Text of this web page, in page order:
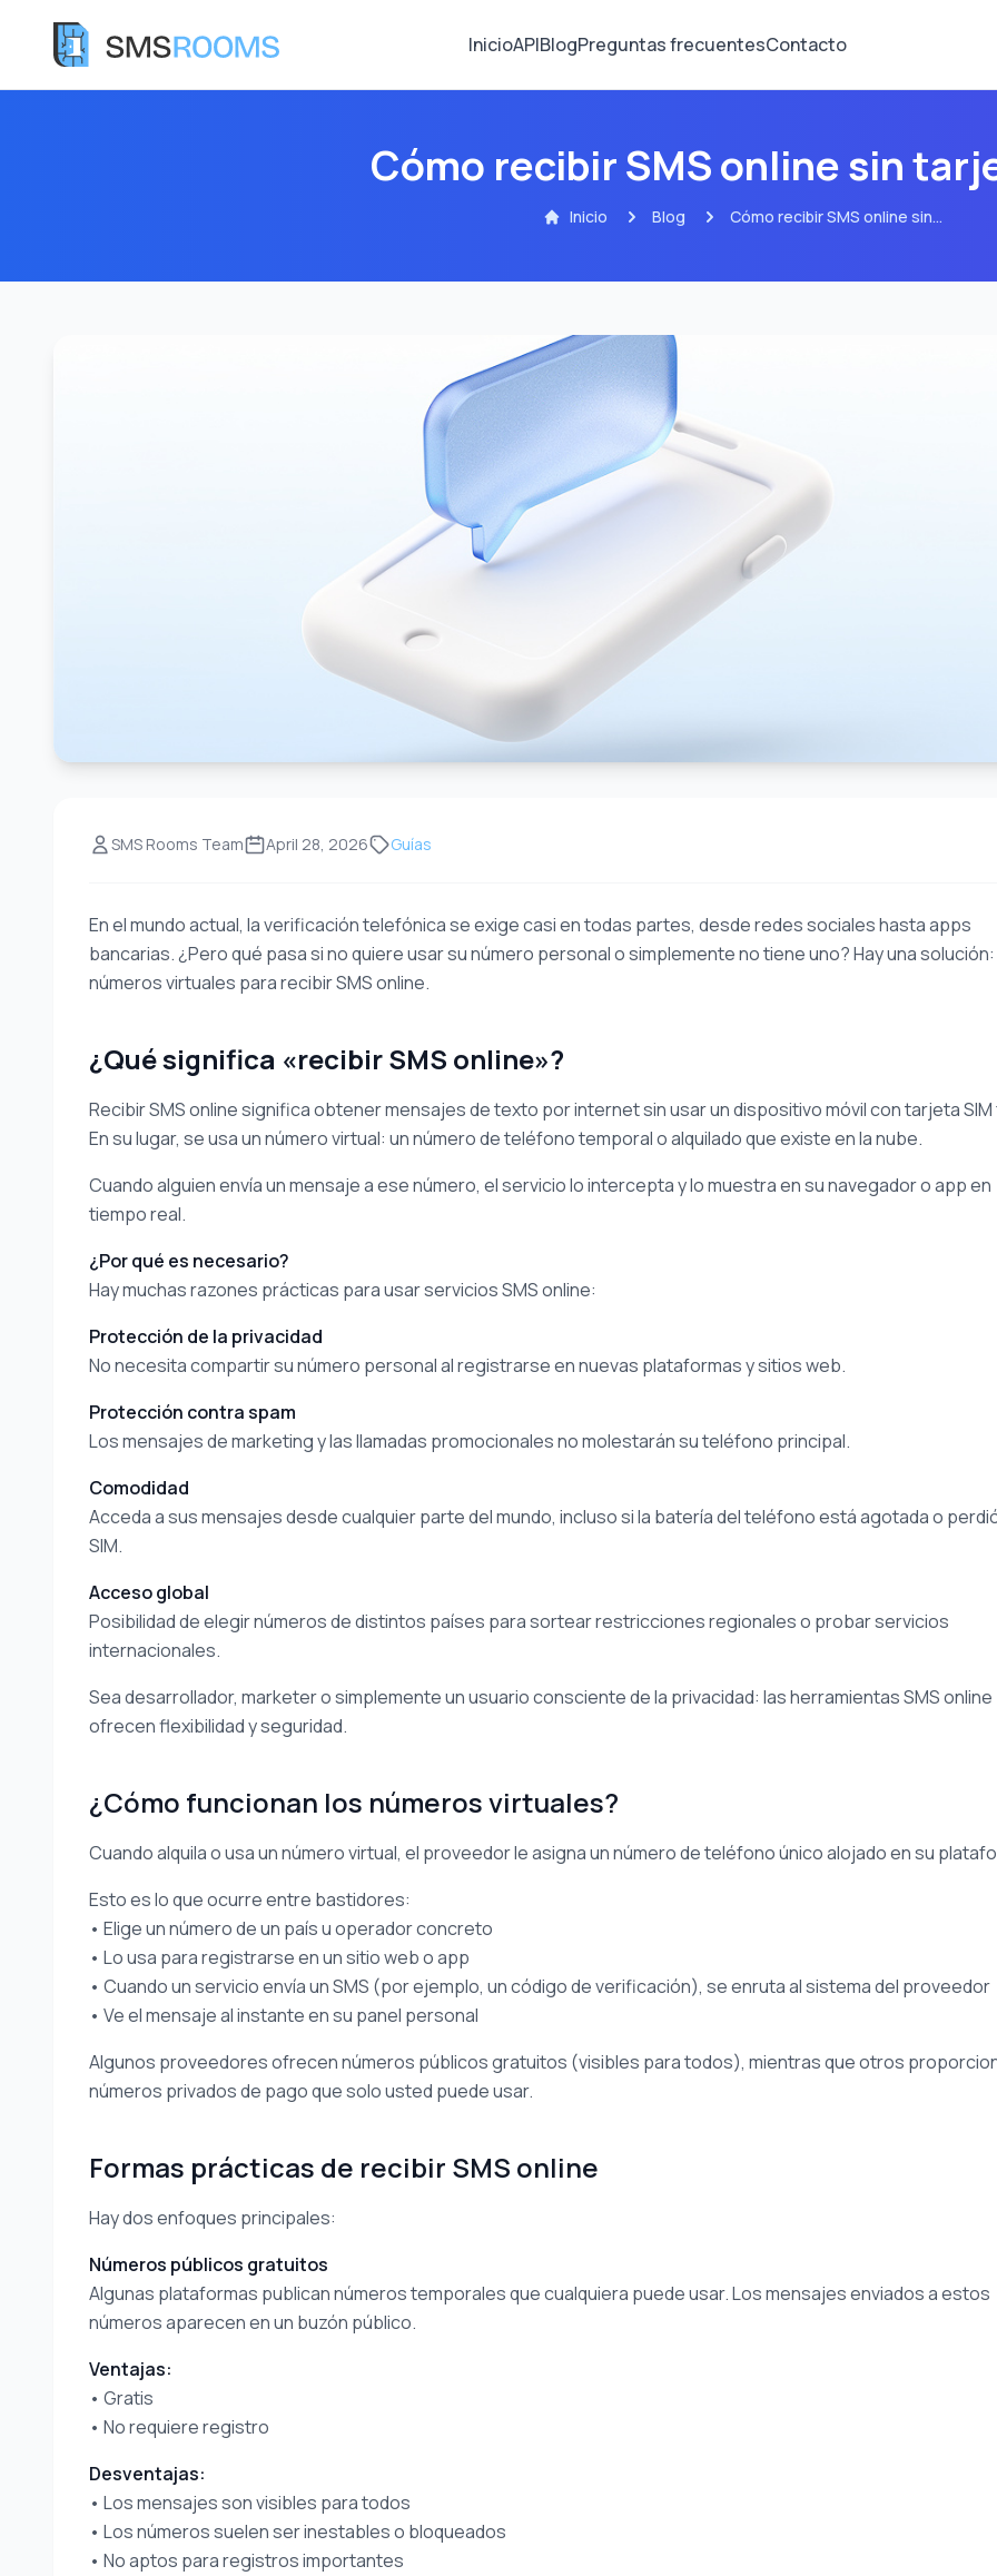
InicioAPIBlogPreguntas frecuentesContacto
Cómo recibir SMS online sin
Inicio Blog
Cómo recibir SMS online sin
SMS Rooms Team April 28, 2026 Guías
En el mundo actual, la verificación telefónica se exige casi en todas partes, desde redes sociales hasta apps
bancarias. ¿Pero qué pasa si no quiere usar su número personal o simplemente no tiene uno? Hay una solución:
números virtuales para recibir SMS online.
¿Qué significa «recibir SMS online»?
Recibir SMS online significa obtener mensajes de texto por internet sin usar un dispositivo móvil con tarjeta
En su lugar, se usa un número virtual: un número de teléfono temporal o alquilado que existe en la nube.
Cuando alguien envía un mensaje a ese número, el servicio lo intercepta y lo muestra en su navegador o app en
tiempo real.
¿Por qué es necesario?
Hay muchas razones prácticas para usar servicios SMS online:
Protección de la privacidad
No necesita compartir su número personal al registrarse en nuevas plataformas y sitios web.
Protección contra spam
Los mensajes de marketing y las llamadas promocionales no molestarán su teléfono principal.
Comodidad
Acceda a sus mensajes desde cualquier parte del mundo, incluso si la batería del teléfono está agotada o
SIM.
Acceso global
Posibilidad de elegir números de distintos países para sortear restricciones regionales o probar servicios
internacionales.
Sea desarrollador, marketer o simplemente un usuario consciente de la privacidad: las herramientas SMS online
ofrecen flexibilidad y seguridad.
¿Cómo funcionan los números virtuales?
Cuando alquila o usa un número virtual, el proveedor le asigna un número de teléfono único alojado en su
Esto es lo que ocurre entre bastidores:
• Elige un número de un país u operador concreto
• Lo usa para registrarse en un sitio web o app
• Cuando un servicio envía un SMS (por ejemplo, un código de verificación), se enruta al sistema del proveedor
• Ve el mensaje al instante en su panel personal
Algunos proveedores ofrecen números públicos gratuitos (visibles para todos), mientras que otros
números privados de pago que solo usted puede usar.
Formas prácticas de recibir SMS online
Hay dos enfoques principales:
Números públicos gratuitos
Algunas plataformas publican números temporales que cualquiera puede usar. Los mensajes enviados a estos
números aparecen en un buzón público.
Ventajas:
• Gratis
• No requiere registro
Desventajas:
• Los mensajes son visibles para todos
• Los números suelen ser inestables o bloqueados
• No aptos para registros importantes